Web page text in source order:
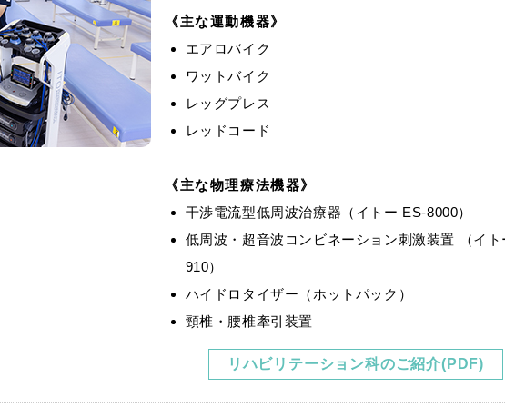
主な運動機器
エアロバイク
ワットバイク
レッグプレス
レッドコード
主な物理療法機器
干渉電流型低周波治療器（イトー ES-8000）
低周波・超音波コンビネーション刺激装置 （イ
910）
ハイドロタイザー（ホットパック）
頸椎・腰椎牽引装置
リハビリテーション科のご紹介(PDF)